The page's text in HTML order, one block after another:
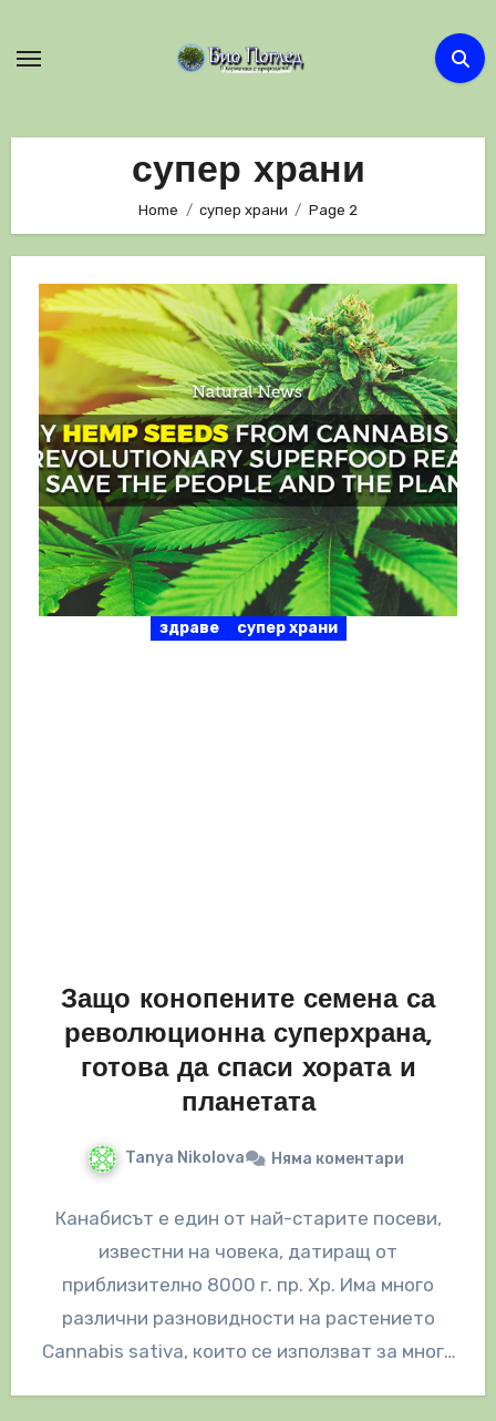
супер храни
Home супер храни Page 2
здраве супер храни
Защо конопените семена са
революционна суперхрана,
готова да спаси хората и
планетата
Tanya Nikolova Няма коментари
Канабисът е един от най-старите посеви,
известни на човека, датиращ от
приблизително 8000 г. пр. Хр. Има много
различни разновидности на растението
Cannabis sativa, които се използват за много